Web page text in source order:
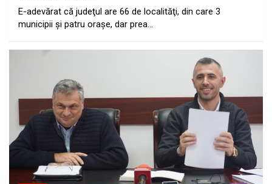
E-adevărat că judeţul are 66 de localităţi, din care 3
municipii şi patru oraşe, dar prea…